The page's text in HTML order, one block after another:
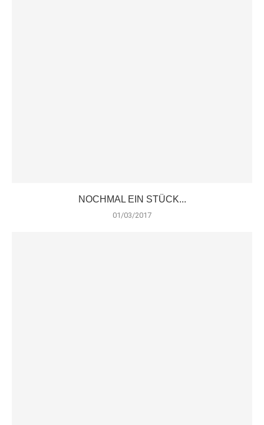
NOCHMAL EIN STÜCK...
01/03/2017